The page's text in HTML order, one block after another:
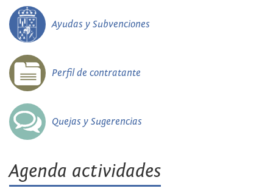
Ayudas y Subvenciones
Perfil de contratante
Quejas y Sugerencias
Agenda actividades